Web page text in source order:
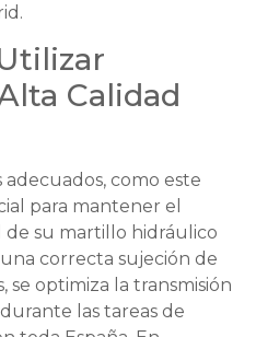
Calidad
como este
para mantener el
su martillo hidráulico
correcta sujeción de
se optimiza la transmisión
las tareas de